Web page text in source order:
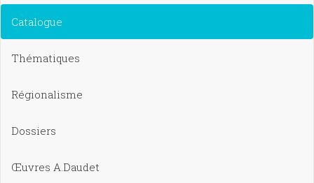
Catalogue
Thématiques
Régionalisme
Dossiers
Œuvres A.Daudet